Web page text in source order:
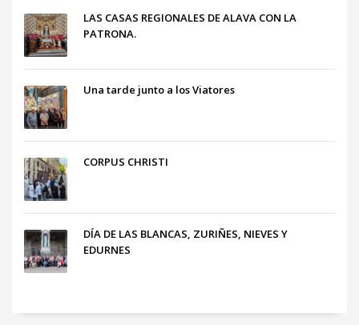
LAS CASAS REGIONALES DE ALAVA CON LA
PATRONA.
Una tarde junto a los Viatores
CORPUS CHRISTI
DÍA DE LAS BLANCAS, ZURIÑES, NIEVES Y
EDURNES